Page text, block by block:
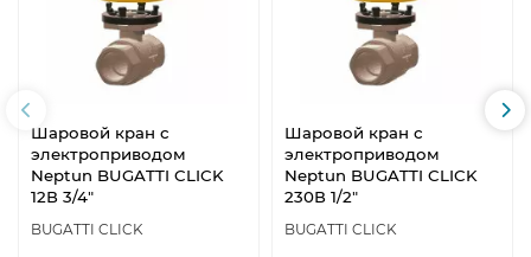
Шаровой кран с
электроприводом
Neptun BUGATTI CLICK
12В 3/4"
BUGATTI CLICK
Шаровой кран с
электроприводом
Neptun BUGATTI CLICK
230В 1/2"
BUGATTI CLICK